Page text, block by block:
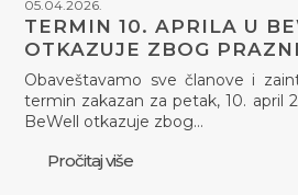
05.04.2026.
TERMIN 10. APRILA U
OTKAZUJE ZBOG
Obaveštavamo sve članove i
termin zakazan za petak, 10. april
BeWell otkazuje zbog…
Pročitaj više